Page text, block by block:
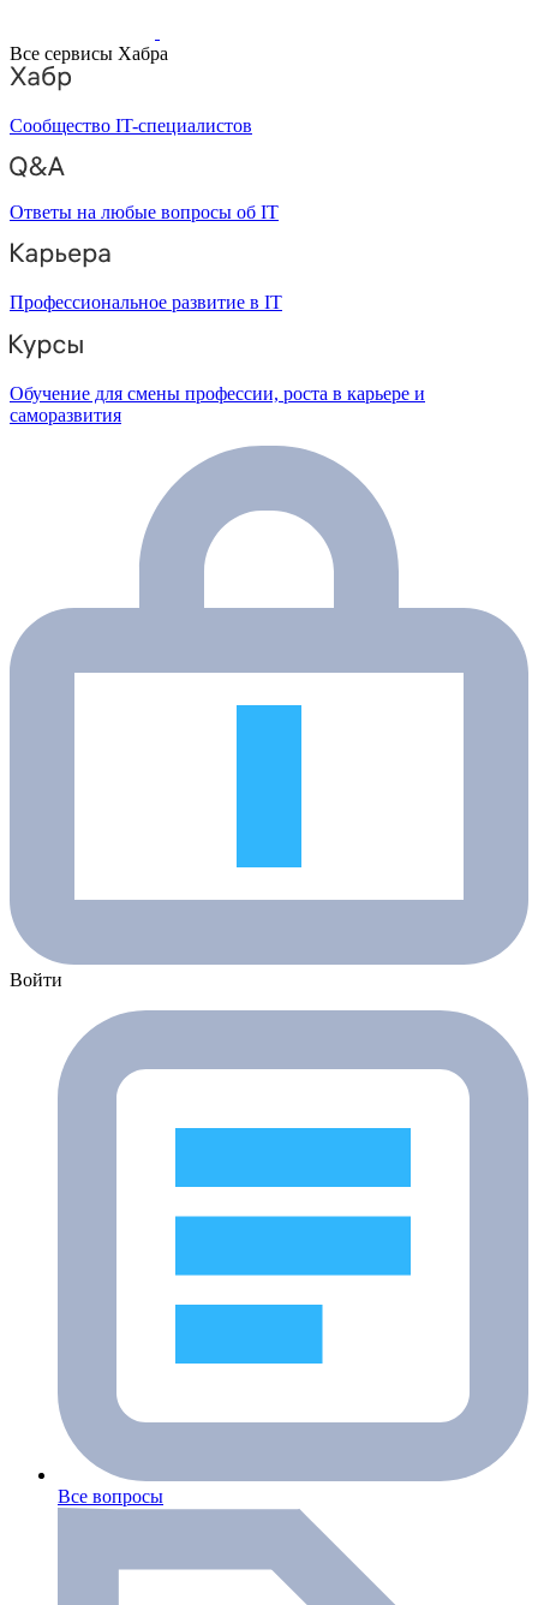
Все сервисы Хабра
Сообщество IT-специалистов
Ответы на любые вопросы об IT
Профессиональное развитие в IT
Обучение для смены профессии, роста в карьере и
саморазвития
Войти
Все вопросы